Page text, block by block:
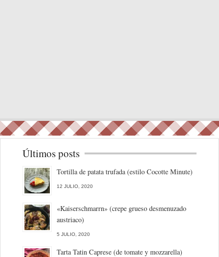
Últimos posts
Tortilla de patata trufada (estilo Cocotte Minute)
12 JULIO, 2020
«Kaiserschmarrn» (crepe grueso desmenuzado
austriaco)
5 JULIO, 2020
Tarta Tatin Caprese (de tomate y mozzarella)